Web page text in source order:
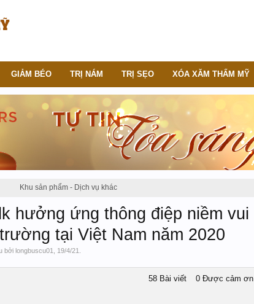
Khu sản phẩm - Dịch vụ khác
hưởng ứng thông điệp niềm vui
tại Việt Nam năm 2020
bởi longbuscu01 19/4/21
58 Bài viết 0 Được cảm ơn
GIẢM BÉO TRỊ NÁM TRỊ SẸO XÓA XĂM THẨM MỸ